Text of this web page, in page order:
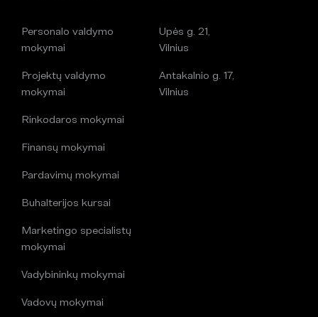
Personalo valdymo
mokymai
Projektų valdymo
mokymai
Rinkodaros mokymai
Finansų mokymai
Pardavimų mokymai
Buhalterijos kursai
Marketingo specialistų
mokymai
Vadybininkų mokymai
Vadovų mokymai
Upės g. 21,
Vilnius
Antakalnio g. 17,
Vilnius